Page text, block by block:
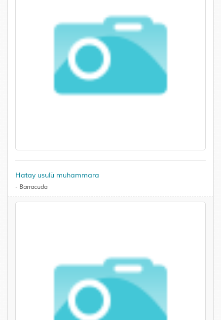
Hatay usulü muhammara
- Barracuda